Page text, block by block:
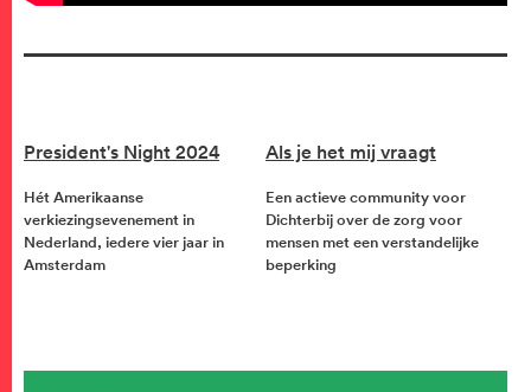
President's Night 2024
Hét Amerikaanse
verkiezingsevenement in
Nederland, iedere vier jaar in
Amsterdam
Als je het mij vraagt
Een actieve community voor
Dichterbij over de zorg voor
mensen met een verstandelijke
beperking